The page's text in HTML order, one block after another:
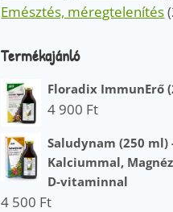
Emésztés, méregtelenítés
Termékajánló
Floradix ImmunErő
4 900 Ft
Saludynam (250 ml)
Kalciummal,
D-vitaminnal
4 500 Ft